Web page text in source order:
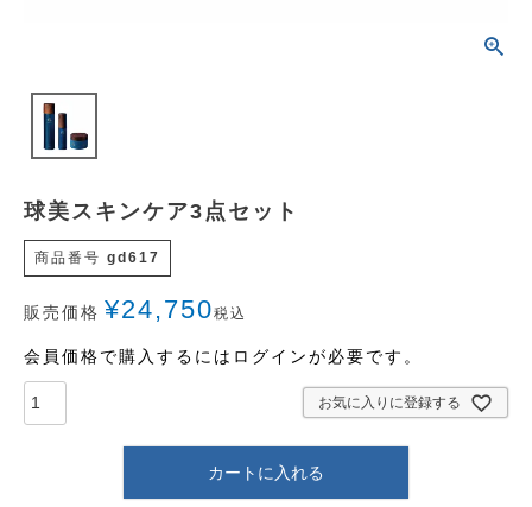
球美スキンケア3点セット
商品番号 gd617
販売価格 ¥24,750税込
会員価格で購入するにはログインが必要です。
お気に入りに登録する
カートに入れる